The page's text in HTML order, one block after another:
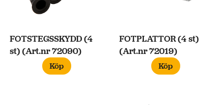
FOTPLATTOR (4 st)
(Art.nr 72019)
Köp
FOTSTEGSSKYDD (4
st) (Art.nr 72090)
Köp